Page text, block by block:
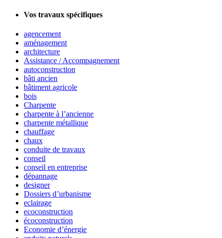
Vos travaux spécifiques
agencement
aménagement
architecture
Assistance / Accompagnement
autoconstruction
bâti ancien
bâtiment agricole
bois
Charpente
charpente à l’ancienne
charpente métallique
chauffage
chaux
conduite de travaux
conseil
conseil en entreprise
dépannage
designer
Dossiers d’urbanisme
eclairage
ecoconstruction
écoconstruction
Economie d’énergie